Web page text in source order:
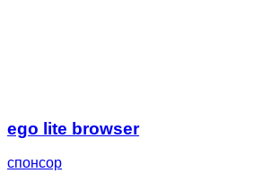
ego lite browser
спонсор